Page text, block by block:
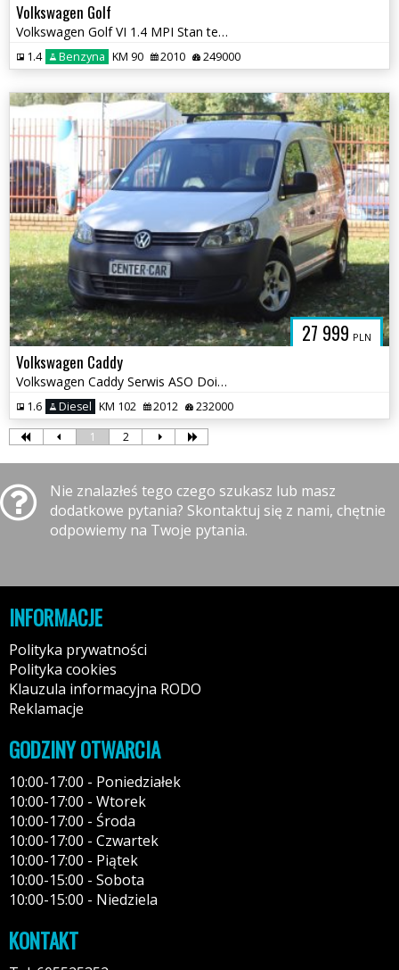
Volkswagen Golf
Volkswagen Golf VI 1.4 MPI Stan tech BDB Rej.PL WARTO
1.4 Benzyna KM 90 2010 249000
27 999 PLN
Volkswagen Caddy
Volkswagen Caddy Serwis ASO Doinwestowany Nowe Sprzęgło Klima WARTO
1.6 Diesel KM 102 2012 232000
1 2
Nie znalazłeś tego czego szukasz lub masz
dodatkowe pytania? Skontaktuj się z nami, chętnie
odpowiemy na Twoje pytania.
INFORMACJE
Polityka prywatności
Polityka cookies
Klauzula informacyjna RODO
Reklamacje
GODZINY OTWARCIA
10:00-17:00 - Poniedziałek
10:00-17:00 - Wtorek
10:00-17:00 - Środa
10:00-17:00 - Czwartek
10:00-17:00 - Piątek
10:00-15:00 - Sobota
10:00-15:00 - Niedziela
KONTAKT